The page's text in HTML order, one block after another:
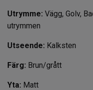
Utrymme: Vägg, Golv,
utrymmen
Utseende: Kalksten
Färg: Brun/grått
Yta: Matt